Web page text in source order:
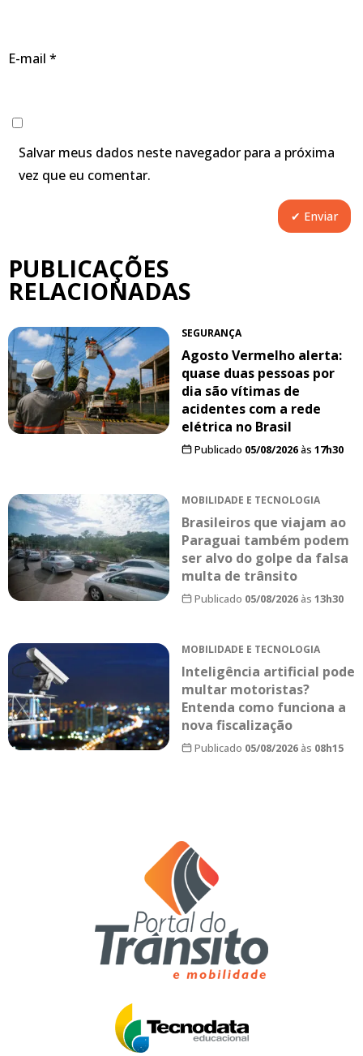
E-mail *
Salvar meus dados neste navegador para a próxima
vez que eu comentar.
PUBLICAÇÕES
RELACIONADAS
SEGURANÇA
Agosto Vermelho alerta:
quase duas pessoas por
dia são vítimas de
acidentes com a rede
elétrica no Brasil
Publicado 05/08/2026às 17h30
MOBILIDADE E TECNOLOGIA
Brasileiros que viajam ao
Paraguai também podem
ser alvo do golpe da falsa
multa de trânsito
Publicado 05/08/2026às 13h30
MOBILIDADE E TECNOLOGIA
Inteligência artificial pode
multar motoristas?
Entenda como funciona a
nova fiscalização
Publicado 05/08/2026às 08h15